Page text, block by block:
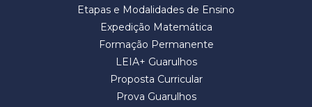
Etapas e Modalidades de Ensino
Expedição Matemática
Formação Permanente
LEIA+ Guarulhos
Proposta Curricular
Prova Guarulhos